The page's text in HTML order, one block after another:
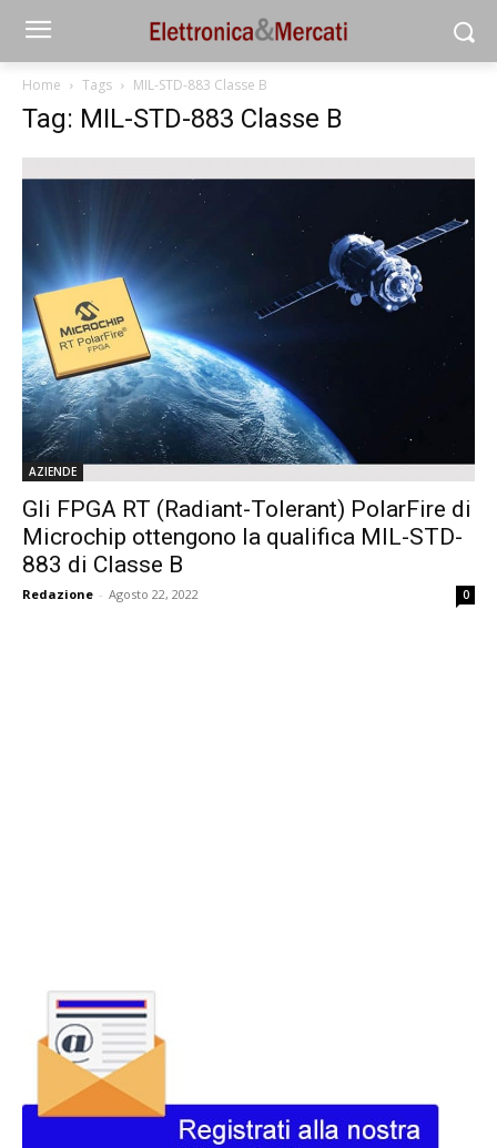
Home Tags MIL-STD-883 Classe B
Tag: MIL-STD-883 Classe B
AZIENDE
Gli FPGA RT (Radiant-Tolerant) PolarFire di
Microchip ottengono la qualifica MIL-STD-
883 di Classe B
Redazione - Agosto 22, 2022 0